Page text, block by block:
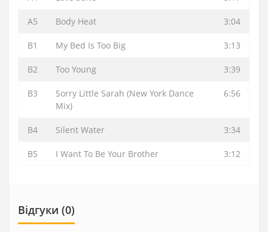
A5 Body Heat 3:04
B1 My Bed Is Too Big 3:13
B2 Too Young 3:39
B3
Sorry Little Sarah (New York Dance
Mix)
6:56
B4 Silent Water 3:34
B5 I Want To Be Your Brother 3:12
Відгуки (0)